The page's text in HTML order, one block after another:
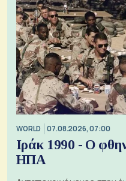
WORLD 07.08.2026, 07:00
Ιράκ 1990 - Ο
ΗΠΑ